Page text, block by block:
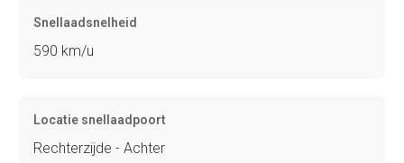
Snellaadsnelheid
590 km/u
Locatie snellaadpoort
Rechterzijde - Achter